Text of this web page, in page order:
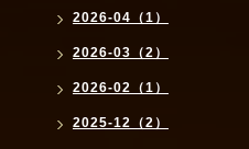
2026-04（1）
2026-03（2）
2026-02（1）
2025-12（2）